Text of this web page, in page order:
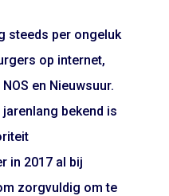
steeds per ongeluk
op internet,
en Nieuwsuur.
bekend is
in 2017 al bij
zorgvuldig om te